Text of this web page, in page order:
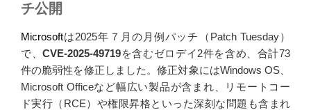
チ公開
Microsoftは2025年７月の月例パッチ（Patch Tuesday）
で、CVE-2025-49719を含むゼロデイ2件を含め、合計73
件の脆弱性を修正しました。修正対象にはWindows OS、
Microsoft Officeなど幅広い製品が含まれ、リモートコー
ド実行（RCE）や権限昇格といった深刻な問題も含まれ